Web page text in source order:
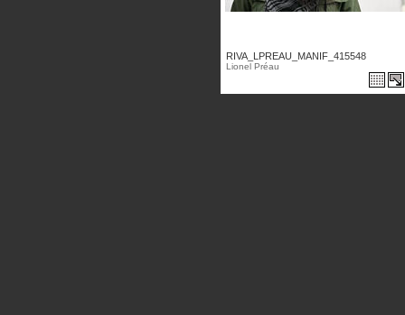
RIVA_LPREAU_MANIF_415548
Lionel Préau